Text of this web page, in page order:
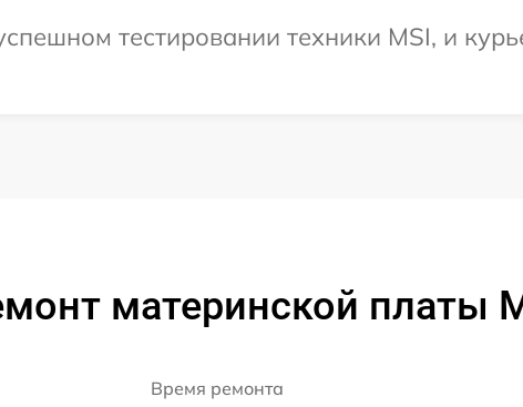
тестировании техники MSI, и
материнской платы
Время ремонта